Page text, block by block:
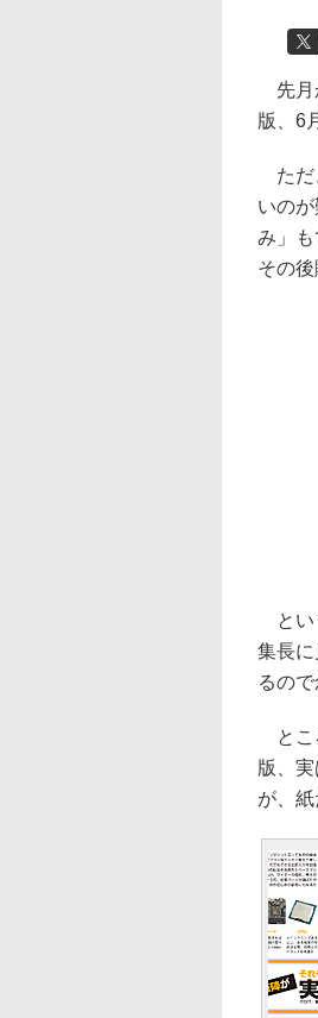
先月
版、6
ただ
いの
み」も
その後
とい
集長
るの
とこ
版、
が、